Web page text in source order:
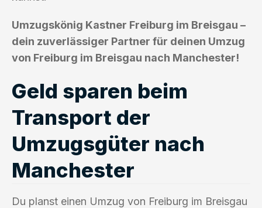
Umzugskönig Kastner Freiburg im Breisgau –
dein zuverlässiger Partner für deinen Umzug
von Freiburg im Breisgau nach Manchester!
Geld sparen beim
Transport der
Umzugsgüter nach
Manchester
Du planst einen Umzug von Freiburg im Breisgau